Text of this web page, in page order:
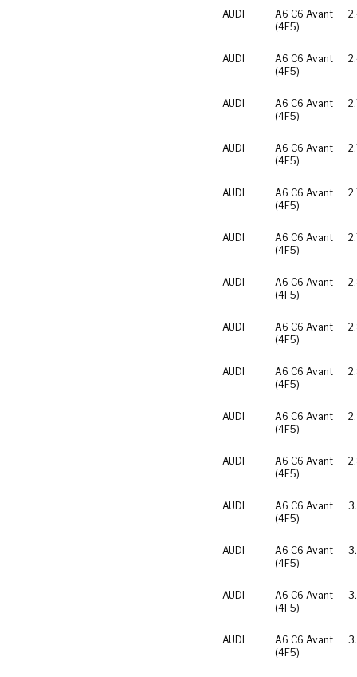
AUDI
A6 C6 Avant
(4F5)
AUDI
A6 C6 Avant
(4F5)
AUDI
A6 C6 Avant
(4F5)
AUDI
A6 C6 Avant
(4F5)
AUDI
A6 C6 Avant
(4F5)
AUDI
A6 C6 Avant
(4F5)
AUDI
A6 C6 Avant
(4F5)
AUDI
A6 C6 Avant
(4F5)
AUDI
A6 C6 Avant
(4F5)
AUDI
A6 C6 Avant
(4F5)
AUDI
A6 C6 Avant
(4F5)
AUDI
A6 C6 Avant
(4F5)
AUDI
A6 C6 Avant
(4F5)
AUDI
A6 C6 Avant
(4F5)
AUDI
A6 C6 Avant
(4F5)